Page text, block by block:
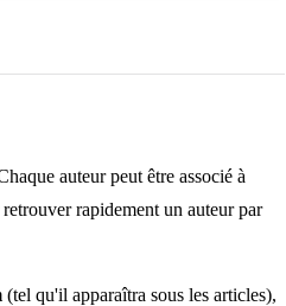
auteur peut être associé à
rapidement un auteur par
(tel qu'il apparaîtra sous les articles),